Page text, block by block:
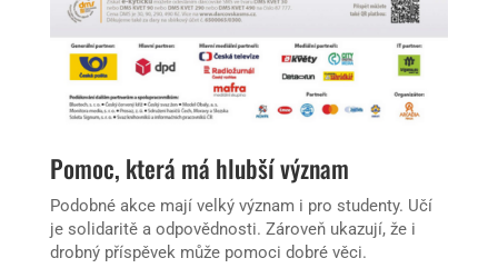
Pomoc, která má hlubší význam
Podobné akce mají velký význam i pro studenty. Učí
je solidaritě a odpovědnosti. Zároveň ukazují, že i
drobný příspěvek může pomoci dobré věci.